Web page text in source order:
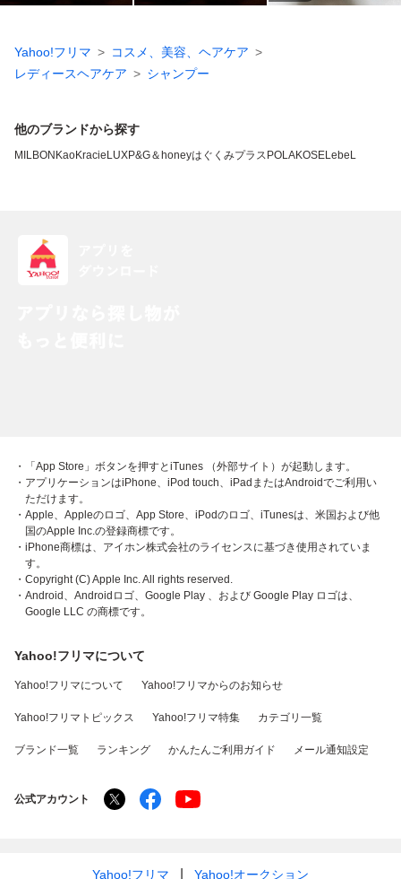
Yahoo!フリマ
コスメ、美容、ヘアケア
レディースヘアケア
シャンプー
他のブランドから探す
MILBON KaoKracie LUXP&G＆honeyはぐくみプラス POLAKOSELebeL
・「App Store」ボタンを押すとiTunes （外部サイト）が起動します。
・アプリケーションはiPhone、iPod touch、iPadまたはAndroidでご利用い
ただけます。
・Apple、Appleのロゴ、App Store、iPodのロゴ、iTunesは、米国および他
国のApple Inc.の登録商標です。
・iPhone商標は、アイホン株式会社のライセンスに基づき使用されていま
す。
・Copyright (C) Apple Inc. All rights reserved.
・Android、Androidロゴ、Google Play 、および Google Play ロゴは、
Google LLC の商標です。
Yahoo!フリマについて
Yahoo!フリマについて Yahoo!フリマからのお知らせ
Yahoo!フリマトピックス Yahoo!フリマ特集 カテゴリ一覧
ブランド一覧 ランキング かんたんご利用ガイド メール通知設定
公式アカウント
Yahoo!フリマ Yahoo!オークション